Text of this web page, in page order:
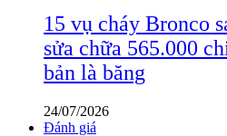
15 vụ cháy Bronco
sửa chữa 565.000
bản là băng
24/07/2026
Đánh giá